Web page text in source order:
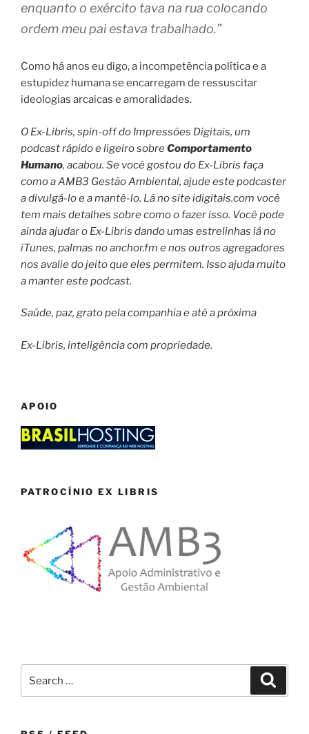
enquanto o exército tava na rua colocando
ordem meu pai estava trabalhado.”
Como há anos eu digo, a incompetência política e a
estupidez humana se encarregam de ressuscitar
ideologias arcaicas e amoralidades.
O Ex-Libris, spin-off do Impressões Digitais, um
podcast rápido e ligeiro sobreComportamento
Humano, acabou. Se você gostou do Ex-Libris faça
como a AMB3 Gestão Ambiental, ajude este podcaster
a divulgá-lo e a mantê-lo. Lá no site idigitais.com você
tem mais detalhes sobre como o fazer isso. Você pode
ainda ajudar o Ex-Libris dando umas estrelinhas lá no
iTunes, palmas no anchor.fm e nos outros agregadores
nos avalie do jeito que eles permitem. Isso ajuda muito
a manter este podcast.
Saúde, paz, grato pela companhia e até a próxima
Ex-Libris, inteligência com propriedade.
APOIO
PATROCÍNIO EX LIBRIS
for: